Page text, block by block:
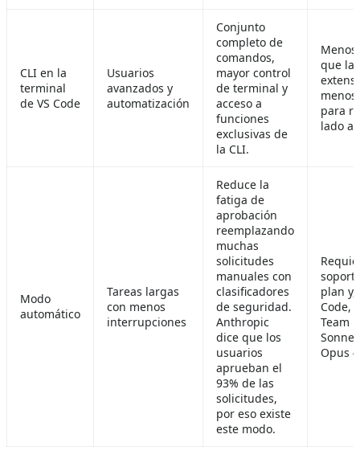
CLI en la
terminal
de VS Code
Usuarios
avanzados y
automatización
Conjunto
completo de
comandos,
mayor control
de terminal y
acceso a
funciones
exclusivas de
la CLI.
que la
para
lado a
Modo
automático
Tareas largas
con menos
interrupciones
Reduce la
fatiga de
aprobación
reemplazando
muchas
solicitudes
manuales con
clasificadores
de seguridad.
Anthropic
dice que los
usuarios
aprueban el
93% de las
solicitudes,
por eso existe
este modo.
plan y,
Code,
Team
Opus